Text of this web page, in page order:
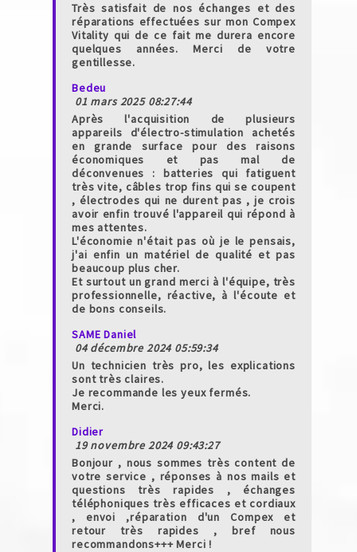
Très satisfait de nos échanges et des
réparations effectuées sur mon Compex
Vitality qui de ce fait me durera encore
quelques années. Merci de votre
gentillesse.
Bedeu
01 mars 2025 08:27:44
Après l'acquisition de plusieurs
appareils d'électro-stimulation achetés
en grande surface pour des raisons
économiques et pas mal de
déconvenues : batteries qui fatiguent
très vite, câbles trop fins qui se coupent
, électrodes qui ne durent pas , je crois
avoir enfin trouvé l'appareil qui répond à
mes attentes.
L'économie n'était pas où je le pensais,
j'ai enfin un matériel de qualité et pas
beaucoup plus cher.
Et surtout un grand merci à l'équipe, très
professionnelle, réactive, à l'écoute et
de bons conseils.
SAME Daniel
04 décembre 2024 05:59:34
Un technicien très pro, les explications
sont très claires.
Je recommande les yeux fermés.
Merci.
Didier
19 novembre 2024 09:43:27
Bonjour , nous sommes très content de
votre service , réponses à nos mails et
questions très rapides , échanges
téléphoniques très efficaces et cordiaux
, envoi ,réparation d'un Compex et
retour très rapides , bref nous
recommandons+++ Merci !